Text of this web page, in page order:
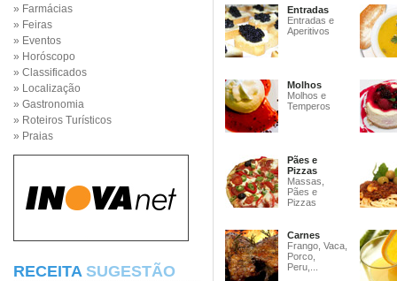
» Farmácias
» Feiras
» Eventos
» Horóscopo
» Classificados
» Localização
» Gastronomia
» Roteiros Turísticos
» Praias
RECEITA SUGESTÃO
Entradas
Entradas e
Aperitivos
Molhos
Molhos e
Temperos
Pães e
Pizzas
Massas,
Pães e
Pizzas
Carnes
Frango, Vaca,
Porco,
Peru,...